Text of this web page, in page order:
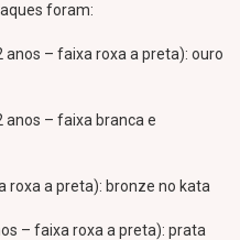
foram:
– faixa roxa a preta): ouro
– faixa branca e
a preta): bronze no kata
– faixa roxa a preta): prata